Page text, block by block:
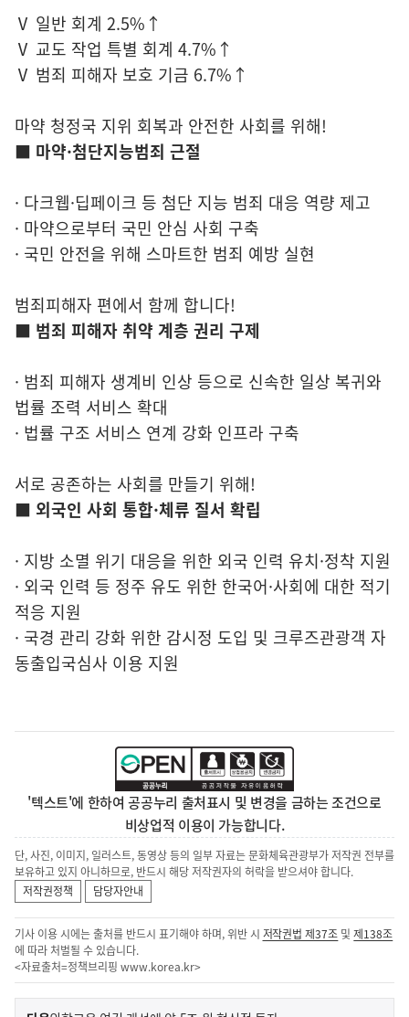
Ⅴ 일반 회계 2.5%↑
Ⅴ 교도 작업 특별 회계 4.7%↑
Ⅴ 범죄 피해자 보호 기금 6.7%↑
마약 청정국 지위 회복과 안전한 사회를 위해!
■ 마약·첨단지능범죄 근절
· 다크웹·딥페이크 등 첨단 지능 범죄 대응 역량 제고
· 마약으로부터 국민 안심 사회 구축
· 국민 안전을 위해 스마트한 범죄 예방 실현
범죄피해자 편에서 함께 합니다!
■ 범죄 피해자 취약 계층 권리 구제
· 범죄 피해자 생계비 인상 등으로 신속한 일상 복귀와
법률 조력 서비스 확대
· 법률 구조 서비스 연계 강화 인프라 구축
서로 공존하는 사회를 만들기 위해!
■ 외국인 사회 통합·체류 질서 확립
· 지방 소멸 위기 대응을 위한 외국 인력 유치·정착 지원
· 외국 인력 등 정주 유도 위한 한국어·사회에 대한 적기
적응 지원
· 국경 관리 강화 위한 감시정 도입 및 크루즈관광객 자
동출입국심사 이용 지원
'텍스트'에 한하여 공공누리 출처표시 및 변경을 금하는 조건으로
비상업적 이용이 가능합니다.
단, 사진, 이미지, 일러스트, 동영상 등의 일부 자료는 문화체육관광부가 저작권 전부를
보유하고 있지 아니하므로, 반드시 해당 저작권자의 허락을 받으셔야 합니다.
저작권정책
담당자안내
기사 이용 시에는 출처를 반드시 표기해야 하며, 위반 시 저작권법 제37조 및제138조
에 따라 처벌될 수 있습니다.
<자료출처=정책브리핑 www.korea.kr>
이